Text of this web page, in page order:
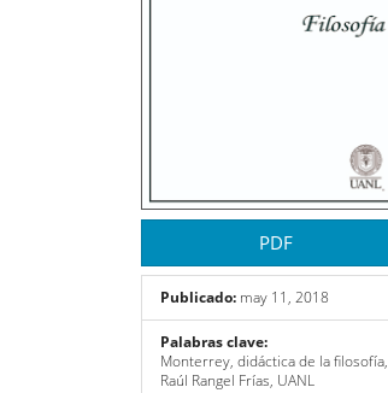
PDF
Publicado: may 11, 2018
Palabras clave:
Monterrey, didáctica de la filosofía,
Raúl Rangel Frías, UANL